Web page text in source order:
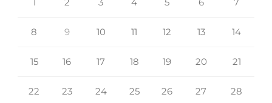
1 2 3 4 5 6 7
8 9 10 11 12 13 14
15 16 17 18 19 20 21
22 23 24 25 26 27 28